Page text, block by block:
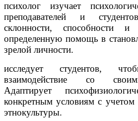
психолог изучает
преподавателей и
склонности, способности
определенную помощь в
зрелой личности.
исследует студентов,
взаимодействие со
Адаптирует
конкретным условиям с учетом
этнокультуры.